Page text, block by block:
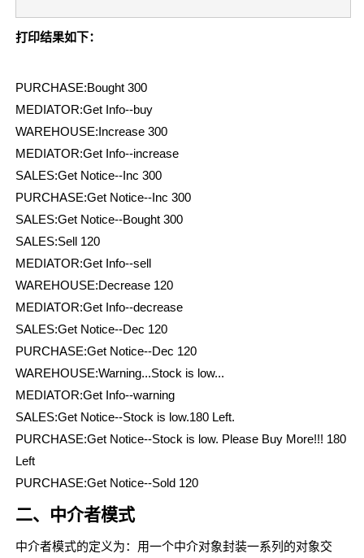
打印结果如下：
PURCHASE:Bought 300
MEDIATOR:Get Info--buy
WAREHOUSE:Increase 300
MEDIATOR:Get Info--increase
SALES:Get Notice--Inc 300
PURCHASE:Get Notice--Inc 300
SALES:Get Notice--Bought 300
SALES:Sell 120
MEDIATOR:Get Info--sell
WAREHOUSE:Decrease 120
MEDIATOR:Get Info--decrease
SALES:Get Notice--Dec 120
PURCHASE:Get Notice--Dec 120
WAREHOUSE:Warning...Stock is low...
MEDIATOR:Get Info--warning
SALES:Get Notice--Stock is low.180 Left.
PURCHASE:Get Notice--Stock is low. Please Buy More!!! 180
Left
PURCHASE:Get Notice--Sold 120
二、中介者模式
中介者模式的定义为：用一个中介对象封装一系列的对象交